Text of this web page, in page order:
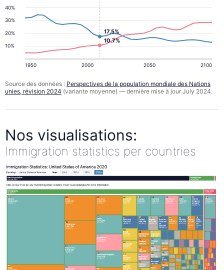
10%
20%
30%
40%
1950 2000 2050 2100
17.5%
10.7%
Source des données : Perspectives de la population mondiale des Nations
unies, révision 2024 (variante moyenne) — dernière mise à jour July 2024.
Nos visualisations:
Immigration statistics per countries